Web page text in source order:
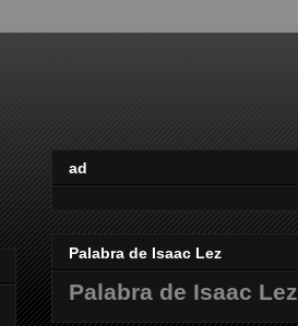
ad
Palabra de Isaac Lez
Palabra de Isaac Lez